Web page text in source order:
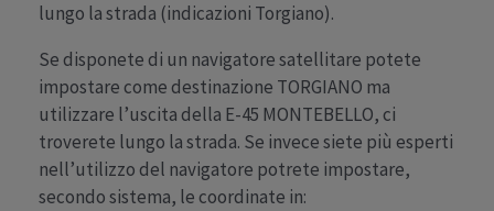
lungo la strada (indicazioni Torgiano).
Se disponete di un navigatore satellitare potete
impostare come destinazione TORGIANO ma
utilizzare l’uscita della E-45 MONTEBELLO, ci
troverete lungo la strada. Se invece siete più esperti
nell’utilizzo del navigatore potrete impostare,
secondo sistema, le coordinate in: